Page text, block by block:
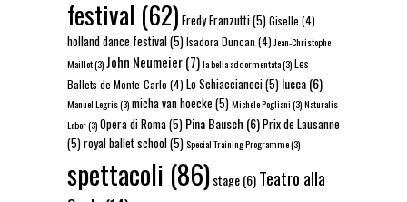
festival (62) Fredy Franzutti(5)Giselle (4)
holland dance festival(5)Isadora Duncan (4) Jean-Christophe
Maillot(3)John Neumeier(7)la bella addormentata(3)Les
Ballets de Monte-Carlo (4) Lo Schiaccianoci(5) lucca(6)
Manuel Legris(3)micha van hoecke(5)Michele Pogliani(3)Naturalis
Labor(3)Opera di Roma(5) Pina Bausch (6)Prix de Lausanne
(5)royal ballet school(5)Special Training Programme(3)
spettacoli (86)stage(6)Teatro alla